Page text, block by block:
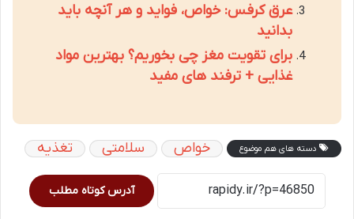
عرق کرفس: خواص، فواید و هر آنچه باید
بدانید
برای تقویت مغز چی بخوریم؟ بهترین مواد
غذایی + ترفند های مفید
دسته های هم موضوع خواص سلامتی تغذیه
آدرس کوتاه مطلب